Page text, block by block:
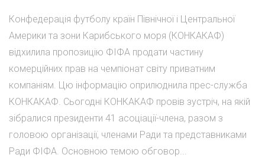
Конфедерація футболу країн Північної і Центральної
Америки та зони Карибського моря (КОНКАКАФ)
відхилила пропозицію ФІФА продати частину
комерційних прав на чемпіонат світу приватним
компаніям. Цю інформацію оприлюднила прес-служба
КОНКАКАФ. Сьогодні КОНКАКАФ провів зустріч, на якій
зібралися президенти 41 асоціації-члена, разом з
головою організації, членами Ради та представниками
Ради ФІФА. Основною темою обговор...